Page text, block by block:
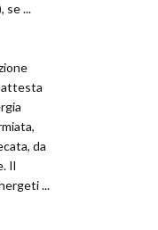
se ...
da
Il
...